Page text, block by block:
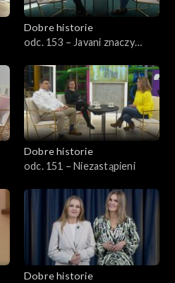
Dobre historie
odc. 153 – Javani znaczy
Dobre historie
odc. 151 – Niezastąpieni
Dobre historie